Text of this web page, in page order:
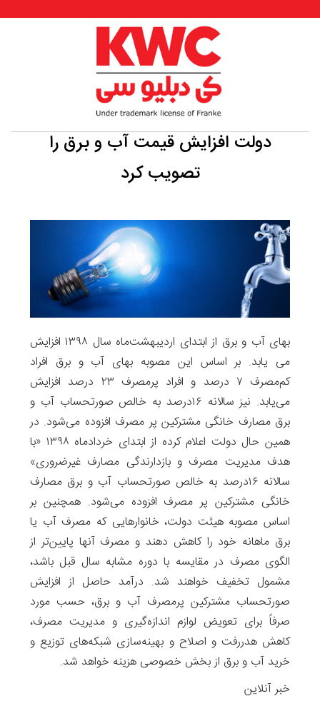
دولت افزایش قیمت آب و برق را
تصویب کرد
بهای آب و برق از ابتدای اردیبهشت‌ماه سال ۱۳۹۸ افزایش
می یابد. بر اساس این مصوبه بهای آب و برق افراد
کم‌مصرف‌ ۷ درصد و افراد پرمصرف‌ ۲۳ درصد افزایش
می‌یابد. نیز سالانه ۱۶درصد به خالص صورتحساب آب و
برق مصارف خانگی مشترکین پر مصرف افزوده می­‌شود. در
همین حال دولت اعلام کرده از ابتدای خردادماه ۱۳۹۸ «با
هدف مدیریت مصرف و بازدارندگی مصارف غیرضروری»
سالانه ۱۶درصد به خالص صورتحساب آب و برق مصارف
خانگی مشترکین پر مصرف افزوده می­‌شود. همچنین بر
اساس مصوبه هیئت دولت، خانوارهایی که مصرف آب یا
برق ماهانه خود را کاهش دهند و مصرف آنها پایین‌­تر از
الگوی مصرف در مقایسه با دوره مشابه سال قبل باشد،
مشمول تخفیف خواهند شد. درآمد حاصل از افزایش
صورتحساب مشترکین پرمصرف آب و برق، حسب مورد
صرفاً برای تعویض لوازم اندازه­‌گیری و مدیریت مصرف،
کاهش هدررفت و اصلاح و بهینه­‌سازی شبکه­‌های توزیع و
خرید آب و برق از بخش خصوصی هزینه خواهد شد.
خبر آنلاین